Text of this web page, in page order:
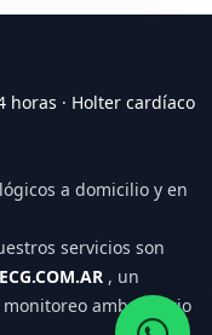
horas · Holter cardíaco
a domicilio y en
servicios son
, un
ambulatorio